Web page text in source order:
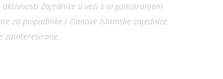
Zajednice u vezi s organiziranjem
za pripadnike i članove Islamske zajednice
zainteresirane.